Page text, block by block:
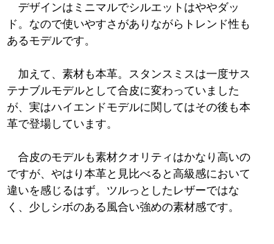
デザインはミニマルでシルエットはややダッ
ド。なので使いやすさがありながらトレンド性も
あるモデルです。
加えて、素材も本革。スタンスミスは一度サス
テナブルモデルとして合皮に変わっていました
が、実はハイエンドモデルに関してはその後も本
革で登場しています。
合皮のモデルも素材クオリティはかなり高いの
ですが、やはり本革と見比べると高級感において
違いを感じるはず。ツルっとしたレザーではな
く、少しシボのある風合い強めの素材感です。